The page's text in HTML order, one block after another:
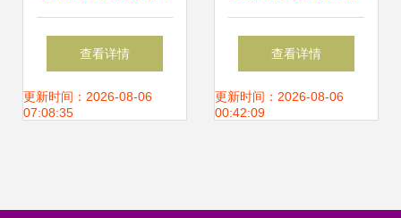
轴皮带轮与风扇皮
带轮 高性价比配件
查看详情
更新时间：2026-08-06
07:08:35
总厂 匠心铸造高品
质金属汽配之选
查看详情
更新时间：2026-08-06
00:42:09